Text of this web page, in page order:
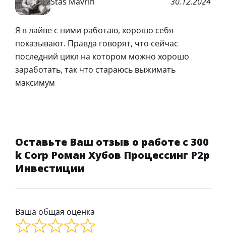
Я в лайве с ними работаю, хорошо себя
показывают. Правда говорят, что сейчас
последний цикл на котором можно хорошо
заработать, так что стараюсь выжимать
максимум
Оставьте Ваш отзыв о работе с 300
k Corp Роман Хубов Процессинг P2p
Инвестиции
Ваша общая оценка